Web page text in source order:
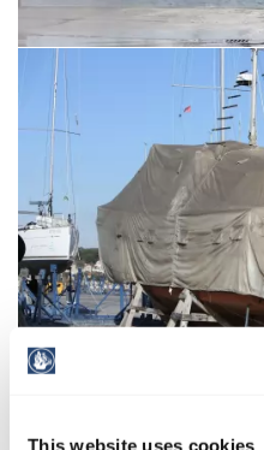
This website uses cookies